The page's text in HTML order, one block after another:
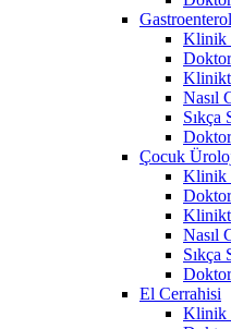
Klinik
Doktor
Nasıl
Sıkça
Çocuk
Klinik
Doktor
Nasıl
Sıkça
El Cerrahisi
Klinik